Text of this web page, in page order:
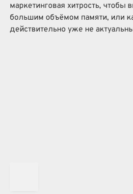
маркетинговая хитрость, чтобы
большим объёмом памяти, или
действительно уже не